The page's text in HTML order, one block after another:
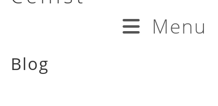
Menu
Blog